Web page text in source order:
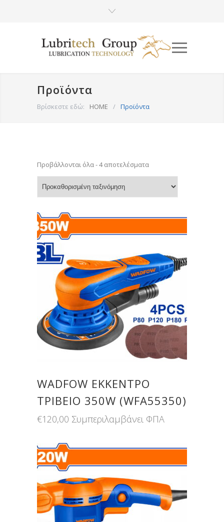
Προϊόντα
Βρίσκεστε εδώ: HOME / Προϊόντα
Προβάλλονται όλα - 4 αποτελέσματα
WADFOW ΕΚΚΕΝΤΡΟ
ΤΡΙΒΕΙΟ 350W (WFA55350)
€120,00 Συμπεριλαμβάνει ΦΠΑ